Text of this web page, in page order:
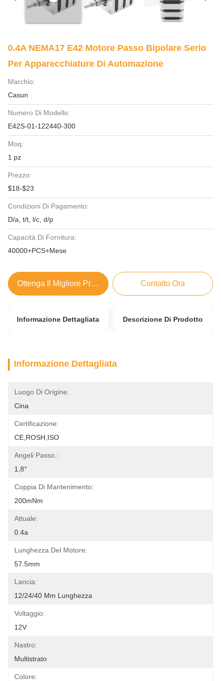
0.4A NEMA17 E42 Motore Passo Bipolare Serio
Per Apparecchiature Di Automazione
Marchio:
Casun
Numero Di Modello:
E42S-01-122440-300
Moq:
1 pz
Prezzo:
$18-$23
Condizioni Di Pagamento:
D/a, t/t, l/c, d/p
Capacità Di Fornitura:
40000+PCS+Mese
Ottenga Il Migliore Prezzo Contatto Ora
Informazione Dettagliata Descrizione Di Prodotto
Informazione Dettagliata
Luogo Di Origine:
Cina
Certificazione:
CE,ROSH,ISO
Angeli Passo.:
1,8°
Coppia Di Mantenimento:
200mNm
Attuale:
0.4a
Lunghezza Del Motore:
57.5mm
Lancia:
12/24/40 Mm Lunghezza
Voltaggio:
12V
Nastro:
Multistrato
Colore: